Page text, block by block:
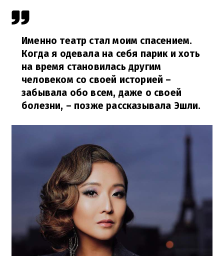
Именно театр стал моим спасением.
Когда я одевала на себя парик и хоть
на время становилась другим
человеком со своей историей –
забывала обо всем, даже о своей
болезни, – позже рассказывала Эшли.